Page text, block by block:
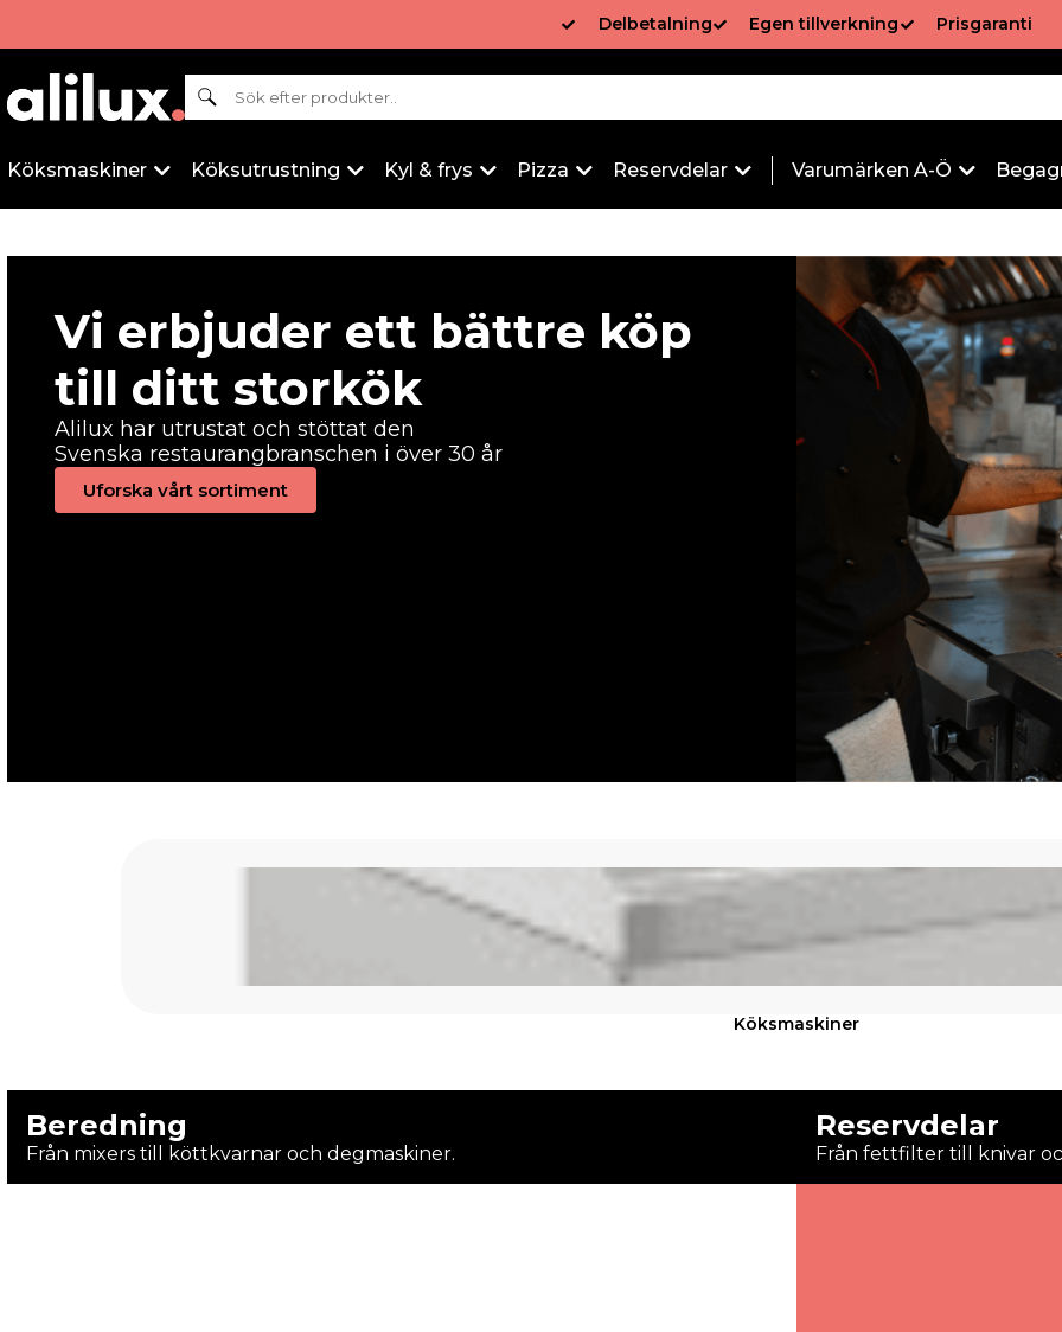
Delbetalning Egen tillverkning Prisgaranti
Sök
Köksmaskiner Köksutrustning Kyl & frys Pizza Reservdelar Varumärken A-Ö
Vi erbjuder ett bättre köp
till ditt storkök
Alilux har utrustat och stöttat den
Svenska restaurangbranschen i över 30 år
Uforska vårt sortiment
Köksmaskiner
Beredning
Från mixers till köttkvarnar och degmaskiner.
Reservdelar
Från fettfilter till knivar